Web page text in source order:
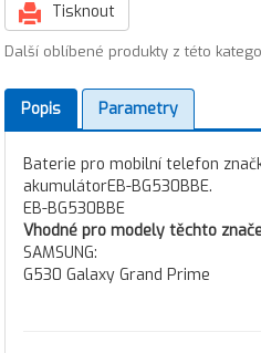
Tisknout
Další oblíbené produkty z této
Popis Parametry
Baterie pro mobilní telefon
akumulátorEB-BG530BBE.
EB-BG530BBE
Vhodné pro modely těchto
SAMSUNG:
G530 Galaxy Grand Prime